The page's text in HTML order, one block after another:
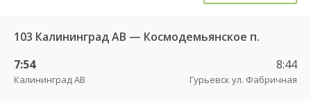
103 Калининград АВ — Космодемьянское п.
7:54
Калининград АВ
8:44
Гурьевск ул. Фабричная